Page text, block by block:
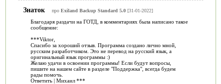
Знаток про Exiland Backup Standard 5.0[31-01-2022]
Благодаря раздачи на ГОТД, в комментариях была написано такое
сообщение:
***Viktor,
Спасибо за хороший отзыв. Программа создано лично мной,
русским разработчиком. Это не перевод на русский язык, а
оригинальный язык программы :)
Желаю удачи в освоении программы! Если будут вопросы,
пишите на нашем сайте в разделе "Поддержка", всегда будем
рады помочь.
Ответить | Михаил ***